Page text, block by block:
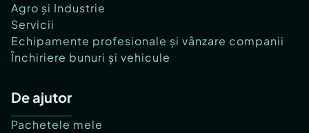
Agro și Industrie
Servicii
Echipamente profesionale și vânzare companii
Închiriere bunuri și vehicule
De ajutor
Pachetele mele